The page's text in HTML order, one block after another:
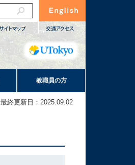
教職員の方
最終更新日：2025.09.02